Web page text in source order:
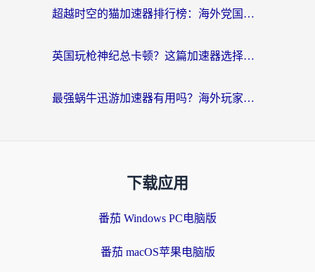
超越时空的猫加速器排行榜：海外党国服游戏不卡顿的终极选择指南
英国玩枪神纪总卡顿？这篇加速器选择指南帮你告别延迟（附实测推荐）
最强蜗牛迅游加速器有用吗？海外玩家国服游戏加速避坑指南（附德国玩忍者必须死3流星蝴蝶剑解决办法）
下载应用
番茄 Windows PC电脑版
番茄 macOS苹果电脑版